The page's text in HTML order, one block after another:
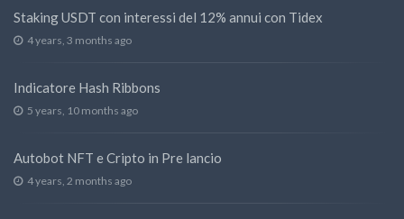
Staking USDT con interessi del 12% annui con Tidex
4 years, 3 months ago
Indicatore Hash Ribbons
5 years, 10 months ago
Autobot NFT e Cripto in Pre lancio
4 years, 2 months ago